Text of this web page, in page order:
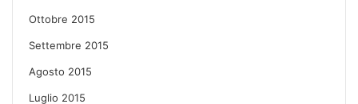
Ottobre 2015
Settembre 2015
Agosto 2015
Luglio 2015